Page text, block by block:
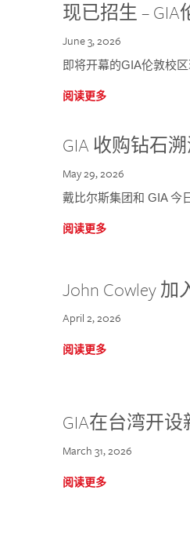
现已招生 –
June 3, 2026
即将开幕的GIA伦敦校
阅读更多
GIA 收购钻石
May 29, 2026
戴比尔斯集团和 GIA 今
阅读更多
John Cowley
April 2, 2026
阅读更多
GIA在台湾开
March 31, 2026
阅读更多